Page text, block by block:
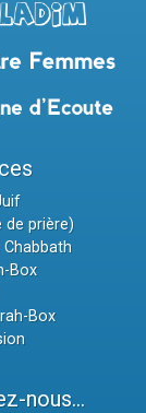
de prière)
Chabbath
Box
Box
nous...